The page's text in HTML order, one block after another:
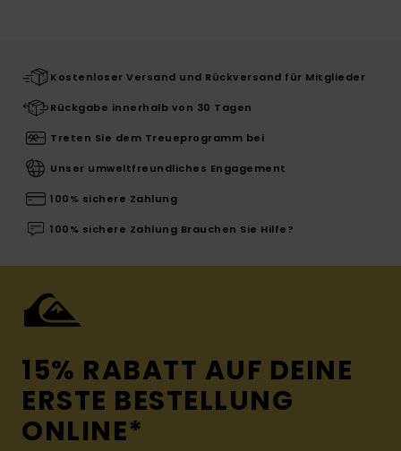
Kostenloser Versand und Rückversand für Mitglieder
Rückgabe innerhalb von 30 Tagen
Treten Sie dem Treueprogramm bei
Unser umweltfreundliches Engagement
100% sichere Zahlung
100% sichere Zahlung Brauchen Sie Hilfe?
15% RABATT AUF DEINE
ERSTE BESTELLUNG
ONLINE*